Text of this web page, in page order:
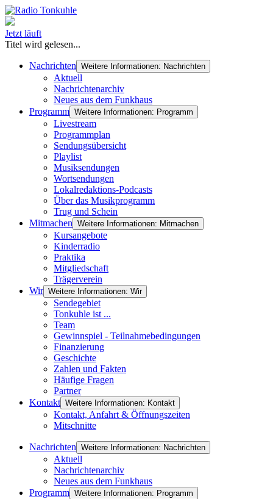
Jetzt läuft
Titel wird gelesen...
Nachrichten Weitere Informationen: Nachrichten
Aktuell
Nachrichtenarchiv
Neues aus dem Funkhaus
Programm Weitere Informationen: Programm
Livestream
Programmplan
Sendungsübersicht
Playlist
Musiksendungen
Wortsendungen
Lokalredaktions-Podcasts
Über das Musikprogramm
Trug und Schein
Mitmachen Weitere Informationen: Mitmachen
Kursangebote
Kinderradio
Praktika
Mitgliedschaft
Trägerverein
Wir Weitere Informationen: Wir
Sendegebiet
Tonkuhle ist ...
Team
Gewinnspiel - Teilnahmebedingungen
Finanzierung
Geschichte
Zahlen und Fakten
Häufige Fragen
Partner
Kontakt Weitere Informationen: Kontakt
Kontakt, Anfahrt & Öffnungszeiten
Mitschnitte
Nachrichten Weitere Informationen: Nachrichten
Aktuell
Nachrichtenarchiv
Neues aus dem Funkhaus
Programm Weitere Informationen: Programm